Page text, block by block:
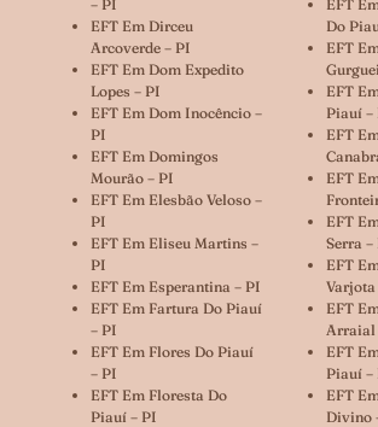
– PI
EFT Em Dirceu
Arcoverde – PI
EFT Em Dom Expedito
Lopes – PI
EFT Em Dom Inocêncio –
PI
EFT Em Domingos
Mourão – PI
EFT Em Elesbão Veloso –
PI
EFT Em Eliseu Martins –
PI
EFT Em Esperantina – PI
EFT Em Fartura Do Piauí
– PI
EFT Em Flores Do Piauí
– PI
EFT Em Floresta Do
Piauí – PI
EFT
Do
EFT
EFT
Piauí –
EFT
EFT
EFT
Serra –
EFT
Varjota
EFT
Arraial
EFT
Piauí –
EFT
Divino